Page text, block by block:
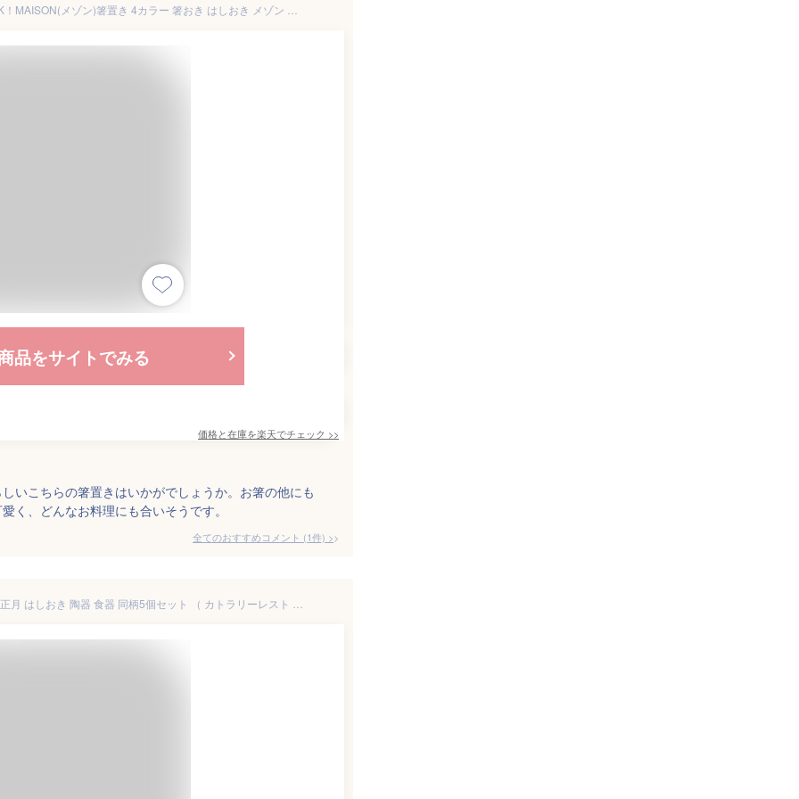
品をサイトでみる
価格と在庫を楽天でチェック >>
いこちらの箸置きはいかがでしょうか。お箸の他にも
く、どんなお料理にも合いそうです。
全てのおすすめコメント (1件) >